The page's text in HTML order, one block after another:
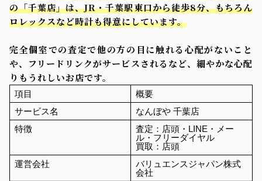
の「千葉店」は、JR・千葉駅東口から徒歩8分、もちろん
ロレックスなど時計も得意にしています。
完全個室での査定で他の方の目に触れる心配がないこと
や、フリードリンクがサービスされるなど、細やかな心配
りもうれしいお店です。
項目
概要
サービス名
なんぼや 千葉店
特徴
査定：店頭・LINE・メー
ル・フリーダイヤル
買取：店頭
運営会社
バリュエンスジャパン株式
会社